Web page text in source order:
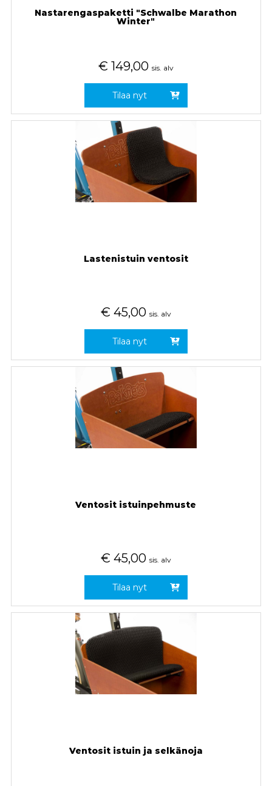
Nastarengaspaketti "Schwalbe Marathon
Winter"
€ 149,00 sis. alv
Tilaa nyt
Lastenistuin ventosit
€ 45,00 sis. alv
Tilaa nyt
Ventosit istuinpehmuste
€ 45,00 sis. alv
Tilaa nyt
Ventosit istuin ja selkänoja